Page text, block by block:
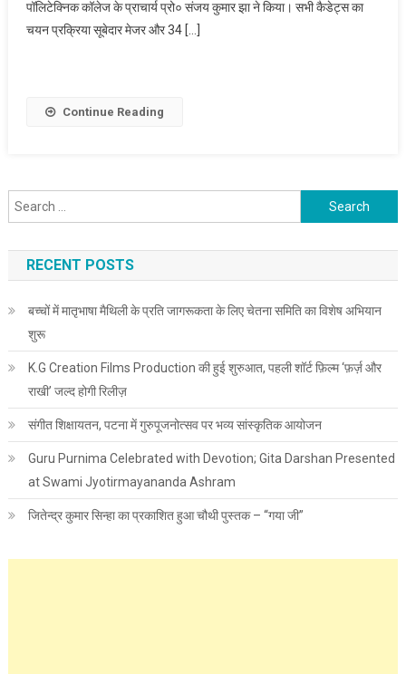
का चयन
पॉलिटेक्निक कॉलेज के प्राचार्य प्रो० संजय कुमार झा ने किया। सभी कैडेट्स का
चयन प्रक्रिया सूबेदार मेजर और 34 […]
Continue Reading
Search for:
RECENT POSTS
बच्चों में मातृभाषा मैथिली के प्रति जागरूकता के लिए चेतना समिति का विशेष अभियान
शुरू
K.G Creation Films Production की हुई शुरुआत, पहली शॉर्ट फ़िल्म ‘फ़र्ज़ और
राखी’ जल्द होगी रिलीज़
संगीत शिक्षायतन, पटना में गुरुपूजनोत्सव पर भव्य सांस्कृतिक आयोजन
Guru Purnima Celebrated with Devotion; Gita Darshan Presented
at Swami Jyotirmayananda Ashram
जितेन्द्र कुमार सिन्हा का प्रकाशित हुआ चौथी पुस्तक – “गया जी”